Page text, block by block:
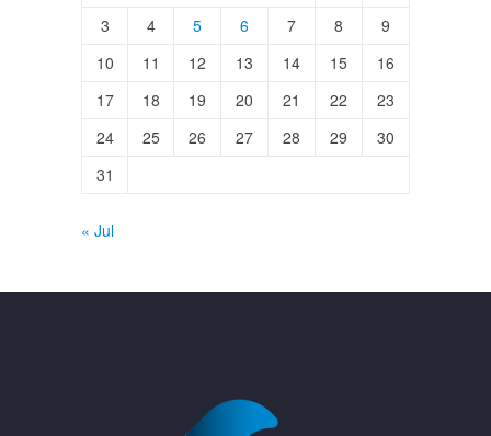
3
4 5 6 7 8
9
10
11 12 13 14 15
16
17
18 19 20 21 22
23
24
25 26 27 28 29
30
31
« Jul